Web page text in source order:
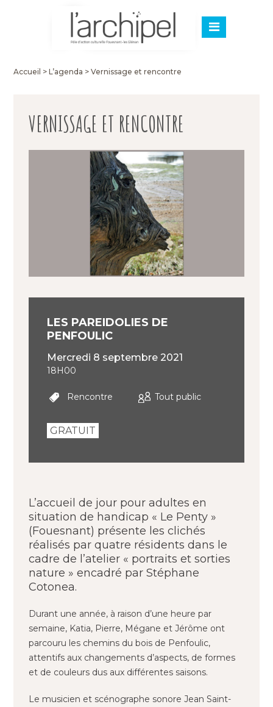
Accueil >L’agenda >Vernissage et rencontre
VERNISSAGE ET RENCONTRE
LES PAREIDOLIES DE
PENFOULIC
mercredi 8 septembre 2021
18H00
Rencontre Tout public
GRATUIT
L’accueil de jour pour adultes en
situation de handicap « Le Penty »
(Fouesnant) présente les clichés
réalisés par quatre résidents dans le
cadre de l’atelier « portraits et sorties
nature » encadré par Stéphane
Cotonea.
Durant une année, à raison d’une heure par
semaine, Katia, Pierre, Mégane et Jérôme ont
parcouru les chemins du bois de Penfoulic,
attentifs aux changements d’aspects, de formes
et de couleurs dus aux différentes saisons.
Le musicien et scénographe sonore Jean Saint-